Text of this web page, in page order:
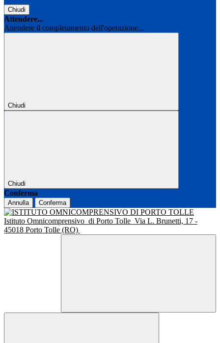
Chiudi
Attendere...
Attendere il completamento dell'operazione...
Chiudi
Chiudi
Conferma
Annulla Conferma
Istituto Omnicomprensivo di Porto Tolle Via L. Brunetti, 17 -
45018 Porto Tolle (RO)